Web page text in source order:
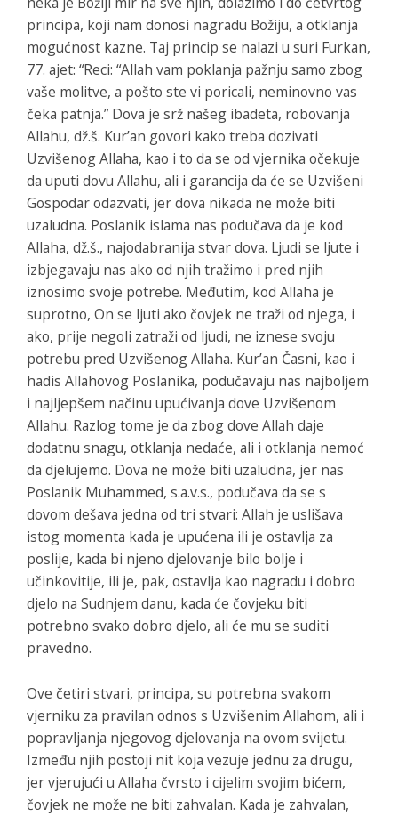
principa, koji nam donosi nagradu Božiju, a otklanja
mogućnost kazne. Taj princip se nalazi u suri Furkan,
77. ajet: “Reci: “Allah vam poklanja pažnju samo zbog
vaše molitve, a pošto ste vi poricali, neminovno vas
čeka patnja.” Dova je srž našeg ibadeta, robovanja
Allahu, dž.š. Kur’an govori kako treba dozivati
Uzvišenog Allaha, kao i to da se od vjernika očekuje
da uputi dovu Allahu, ali i garancija da će se Uzvišeni
Gospodar odazvati, jer dova nikada ne može biti
uzaludna. Poslanik islama nas podučava da je kod
Allaha, dž.š., najodabranija stvar dova. Ljudi se ljute i
izbjegavaju nas ako od njih tražimo i pred njih
iznosimo svoje potrebe. Međutim, kod Allaha je
suprotno, On se ljuti ako čovjek ne traži od njega, i
ako, prije negoli zatraži od ljudi, ne iznese svoju
potrebu pred Uzvišenog Allaha. Kur’an Časni, kao i
hadis Allahovog Poslanika, podučavaju nas najboljem
i najljepšem načinu upućivanja dove Uzvišenom
Allahu. Razlog tome je da zbog dove Allah daje
dodatnu snagu, otklanja nedaće, ali i otklanja nemoć
da djelujemo. Dova ne može biti uzaludna, jer nas
Poslanik Muhammed, s.a.v.s., podučava da se s
dovom dešava jedna od tri stvari: Allah je uslišava
istog momenta kada je upućena ili je ostavlja za
poslije, kada bi njeno djelovanje bilo bolje i
učinkovitije, ili je, pak, ostavlja kao nagradu i dobro
djelo na Sudnjem danu, kada će čovjeku biti
potrebno svako dobro djelo, ali će mu se suditi
pravedno.
Ove četiri stvari, principa, su potrebna svakom
vjerniku za pravilan odnos s Uzvišenim Allahom, ali i
popravljanja njegovog djelovanja na ovom svijetu.
Između njih postoji nit koja vezuje jednu za drugu,
jer vjerujući u Allaha čvrsto i cijelim svojim bićem,
čovjek ne može ne biti zahvalan. Kada je zahvalan,